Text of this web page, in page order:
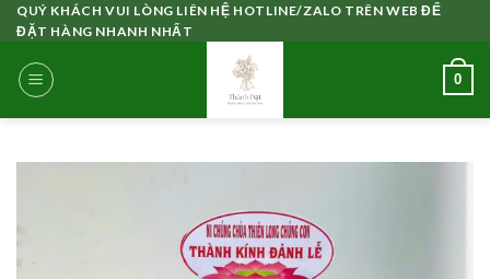
Skip
to
content
QUÝ KHÁCH VUI LÒNG LIÊN HỆ HOTLINE/ZALO TRÊN WEB ĐỂ
ĐẶT HÀNG NHANH NHẤT
0